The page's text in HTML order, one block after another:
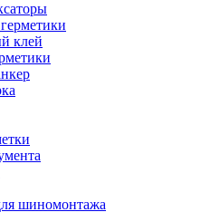
клей